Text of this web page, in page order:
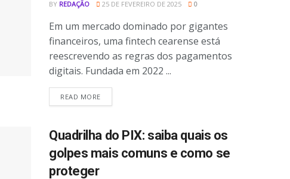
BY REDAÇÃO 25 DE FEVEREIRO DE 2025 0
Em um mercado dominado por gigantes
financeiros, uma fintech cearense está
reescrevendo as regras dos pagamentos
digitais. Fundada em 2022 ...
READ MORE
Quadrilha do PIX: saiba quais os
golpes mais comuns e como se
proteger